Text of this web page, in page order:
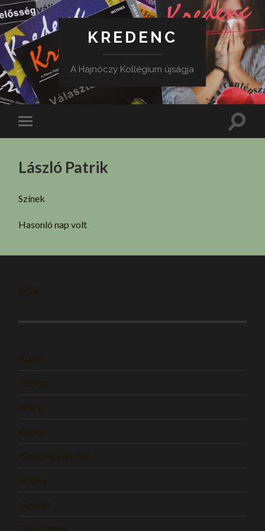
KREDENC
A Hajnóczy Kollégium újságja
Toggle
mobile
Toggle
László Patrik
Színek
Hasonló nap volt
DÖK
Ajánló
Feeling
Interjú
Képek
Kreatív gyakorlat
Kritika
Novella
Slam poetry